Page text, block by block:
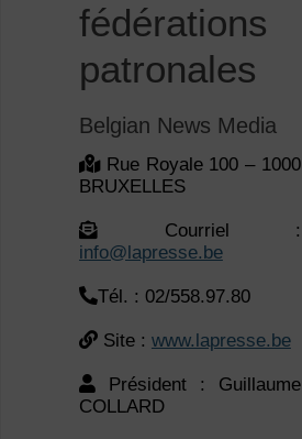
fédérations
patronales
Belgian News Media
Rue Royale 100 – 1000
BRUXELLES
Courriel :
info@lapresse.be
Tél. : 02/558.97.80
Site : www.lapresse.be
Président : Guillaume
COLLARD